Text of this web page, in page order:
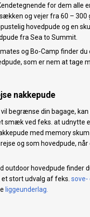
for dem alle
og vejer fra 60 – 300
hovedpude og en
fra Sea to Summit.
og Bo-Camp finder du
som er nem at tage
nakkepude
vil begrænse din bagage,
smæk ved feks. at udnytte
med memory
og som hovedpude, når
outdoor hovedpude finder
et stort udvalg af feks. sove-
liggeunderlag.